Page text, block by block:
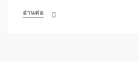
อ่านต่อ